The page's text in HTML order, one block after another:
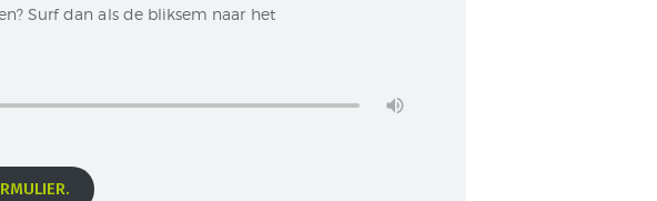
Surf dan als de bliksem naar het